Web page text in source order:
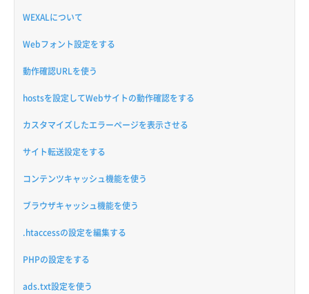
WEXALについて
Webフォント設定をする
動作確認URLを使う
hostsを設定してWebサイトの動作確認をする
カスタマイズしたエラーページを表示させる
サイト転送設定をする
コンテンツキャッシュ機能を使う
ブラウザキャッシュ機能を使う
.htaccessの設定を編集する
PHPの設定をする
ads.txt設定を使う